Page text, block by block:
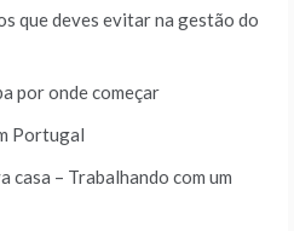
que deves evitar na gestão do
por onde começar
Portugal
casa – Trabalhando com um